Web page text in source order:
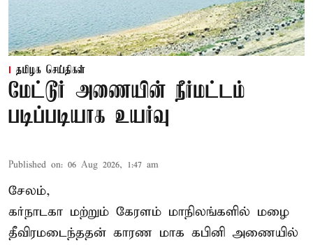
தமிழக செய்திகள்
மேட்டூர் அணையின் நீர்மட்டம்
படிப்படியாக உயர்வு
Published on: 06 Aug 2026, 1:47 am
சேலம்,
கர்நாடகா மற்றும் கேரளம் மாநிலங்களில் மழை
தீவிரமடைந்ததன் காரண மாக கபினி அணையில்